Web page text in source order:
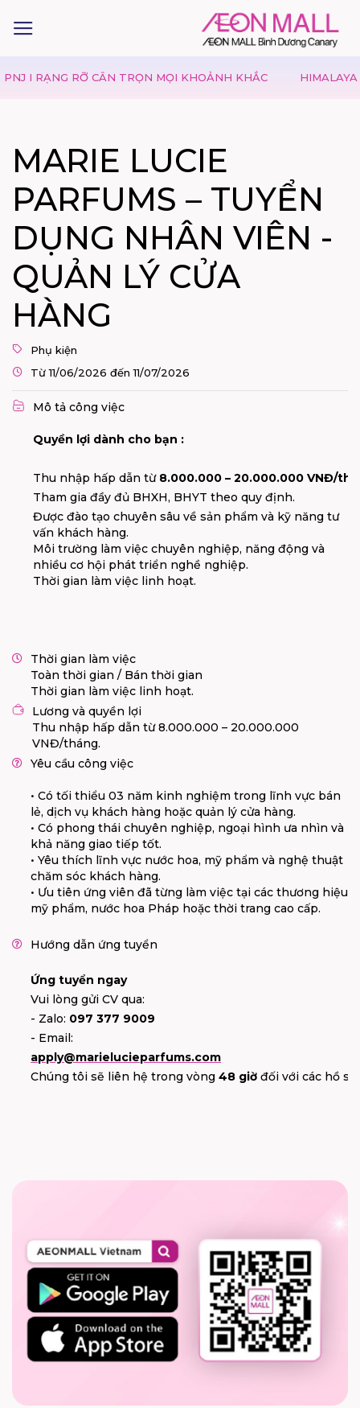
I RẠNG RỠ CÂN TRỌN MỌI KHOẢNH KHẮC HIMALAYA |
MARIE LUCIE
PARFUMS – TUYỂN
DỤNG NHÂN VIÊN -
QUẢN LÝ CỬA
HÀNG
Phụ kiện
Từ 11/06/2026 đến 11/07/2026
Mô tả công việc
Quyền lợi dành cho bạn :
Thu nhập hấp dẫn từ 8.000.000 – 20.000.000 VNĐ/
Tham gia đầy đủ BHXH, BHYT theo quy định.
Được đào tạo chuyên sâu về sản phẩm và kỹ năng tư
vấn khách hàng.
Môi trường làm việc chuyên nghiệp, năng động và
nhiều cơ hội phát triển nghề nghiệp.
Thời gian làm việc linh hoạt.
Thời gian làm việc
Toàn thời gian / Bán thời gian
Thời gian làm việc linh hoạt.
Lương và quyền lợi
Thu nhập hấp dẫn từ 8.000.000 – 20.000.000
VNĐ/tháng.
Yêu cầu công việc
• Có tối thiểu 03 năm kinh nghiệm trong lĩnh vực bán
lẻ, dịch vụ khách hàng hoặc quản lý cửa hàng.
• Có phong thái chuyên nghiệp, ngoại hình ưa nhìn và
khả năng giao tiếp tốt.
• Yêu thích lĩnh vực nước hoa, mỹ phẩm và nghệ thuật
chăm sóc khách hàng.
• Ưu tiên ứng viên đã từng làm việc tại các thương hiệu
mỹ phẩm, nước hoa Pháp hoặc thời trang cao cấp.
Hướng dẫn ứng tuyển
Ứng tuyển ngay
Vui lòng gửi CV qua:
- Zalo: 097 377 9009
- Email:
apply@marielucieparfums.com
Chúng tôi sẽ liên hệ trong vòng 48 giờ đối với các hồ